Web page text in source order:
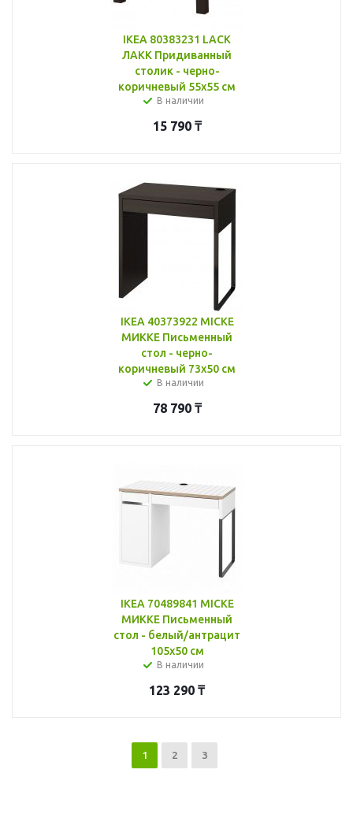
IKEA 80383231 LACK
ЛАКК Придиванный
столик - черно-
коричневый 55x55 см
В наличии
15 790₸
IKEA 40373922 MICKE
МИККЕ Письменный
стол - черно-
коричневый 73x50 см
В наличии
78 790₸
IKEA 70489841 MICKE
МИККЕ Письменный
стол - белый/антрацит
105x50 см
В наличии
123 290 ₸
1 2 3